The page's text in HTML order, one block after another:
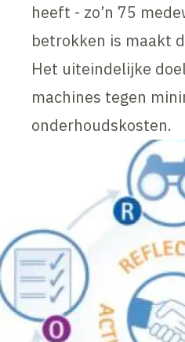
heeft - zo’n 75
betrokken is maakt
Het uiteindelijke
machines tegen
onderhoudskosten.